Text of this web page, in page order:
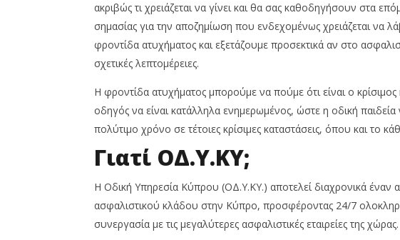
ακριβώς τι χρειάζεται να γίνει και θα σας καθοδηγήσουν στα
σημασίας για την αποζημίωση που ενδεχομένως χρειάζεται να
φροντίδα ατυχήματος και εξετάζουμε προσεκτικά αν στο
σχετικές λεπτομέρειες.
Η φροντίδα ατυχήματος μπορούμε να πούμε ότι είναι ο κρίσιμος
οδηγός να είναι κατάλληλα ενημερωμένος, ώστε η οδική
πολύτιμο χρόνο σε τέτοιες κρίσιμες καταστάσεις, όπου και το
Γιατί ΟΔ.Υ.ΚΥ;
Η Οδική Υπηρεσία Κύπρου (ΟΔ.Υ.ΚΥ.) αποτελεί διαχρονικά έναν
ασφαλιστικού κλάδου στην Κύπρο, προσφέροντας 24/7
συνεργασία με τις μεγαλύτερες ασφαλιστικές εταιρείες της χώρας.